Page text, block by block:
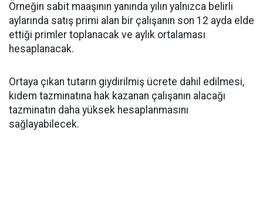
Örneğin sabit maaşının yanında yılın yalnızca belirli
aylarında satış primi alan bir çalışanın son 12 ayda elde
ettiği primler toplanacak ve aylık ortalaması
hesaplanacak.
Ortaya çıkan tutarın giydirilmiş ücrete dahil edilmesi,
kıdem tazminatına hak kazanan çalışanın alacağı
tazminatın daha yüksek hesaplanmasını
sağlayabilecek.